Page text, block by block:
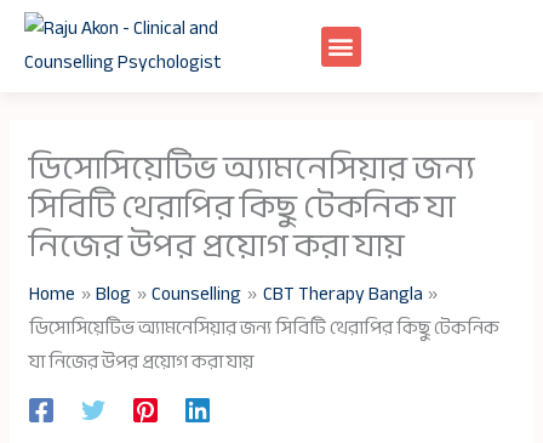
Skip
ডিসোসিয়েটিভ অ্যামনেসিয়ার জন্য
সিবিটি থেরাপির কিছু টেকনিক যা
নিজের উপর প্রয়োগ করা যায়
Home Blog Counselling
CBT Therapy Bangla
ডিসোসিয়েটিভ অ্যামনেসিয়ার জন্য সিবিটি থেরাপির কিছু টেকনিক
যা নিজের উপর প্রয়োগ করা যায়